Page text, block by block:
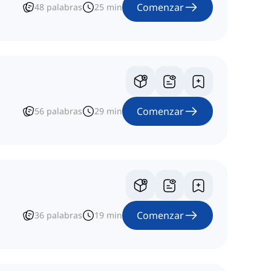
48 palabras 25 min Comenzar
56 palabras 29 min Comenzar
36 palabras 19 min Comenzar